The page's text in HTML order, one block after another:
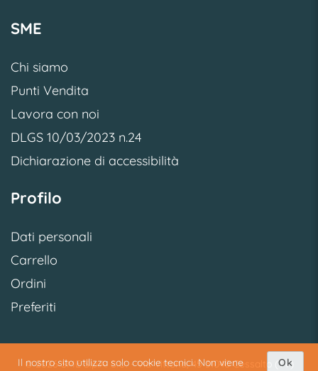
Il nostro sito utilizza solo cookie tecnici. Non viene Ok
SME
Chi siamo
Punti Vendita
Lavora con noi
DLGS 10/03/2023 n.24
Dichiarazione di accessibilità
Profilo
Dati personali
Carrello
Ordini
Preferiti
© 2026 SME S.p.A. S.U. - Via Vittoria, 45 31040 Cessalto (TV)